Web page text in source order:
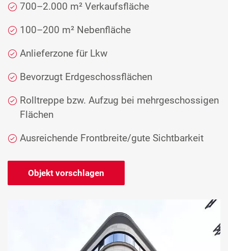
700–2.000 m² Verkaufsfläche
100–200 m² Nebenfläche
Anlieferzone für Lkw
Bevorzugt Erdgeschossflächen
Rolltreppe bzw. Aufzug bei mehrgeschossigen
Flächen
Ausreichende Frontbreite/gute Sichtbarkeit
Objekt vorschlagen